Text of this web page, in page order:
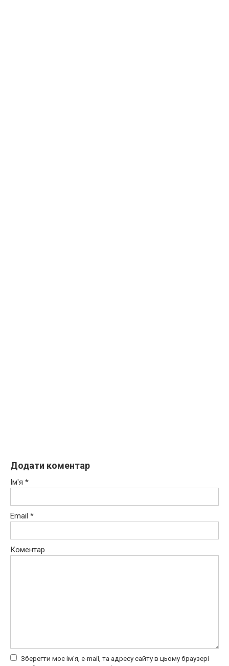
Додати коментар
Ім'я *
Email *
Коментар
Зберегти моє ім'я, e-mail, та адресу сайту в цьому браузері